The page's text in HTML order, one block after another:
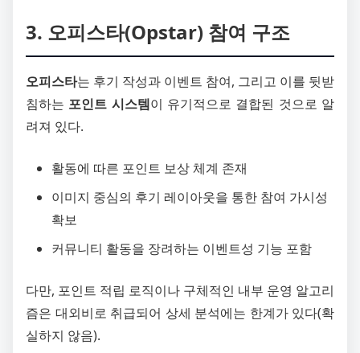
3. 오피스타(Opstar) 참여 구조
오피스타는 후기 작성과 이벤트 참여, 그리고 이를 뒷받
침하는 포인트 시스템이 유기적으로 결합된 것으로 알
려져 있다.
활동에 따른 포인트 보상 체계 존재
이미지 중심의 후기 레이아웃을 통한 참여 가시성
확보
커뮤니티 활동을 장려하는 이벤트성 기능 포함
다만, 포인트 적립 로직이나 구체적인 내부 운영 알고리
즘은 대외비로 취급되어 상세 분석에는 한계가 있다(확
실하지 않음).